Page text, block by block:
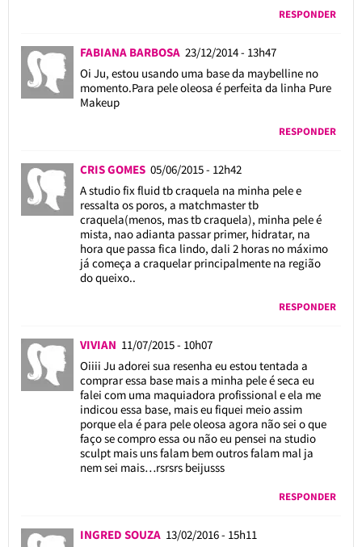
RESPONDER
FABIANA BARBOSA 23/12/2014 - 13h47
Oi Ju, estou usando uma base da maybelline no
momento.Para pele oleosa é perfeita da linha Pure
Makeup
RESPONDER
CRIS GOMES 05/06/2015 - 12h42
A studio fix fluid tb craquela na minha pele e
ressalta os poros, a matchmaster tb
craquela(menos, mas tb craquela), minha pele é
mista, nao adianta passar primer, hidratar, na
hora que passa fica lindo, dali 2 horas no máximo
já começa a craquelar principalmente na região
do queixo..
RESPONDER
VIVIAN 11/07/2015 - 10h07
Oiiii Ju adorei sua resenha eu estou tentada a
comprar essa base mais a minha pele é seca eu
falei com uma maquiadora profissional e ela me
indicou essa base, mais eu fiquei meio assim
porque ela é para pele oleosa agora não sei o que
faço se compro essa ou não eu pensei na studio
sculpt mais uns falam bem outros falam mal ja
nem sei mais…rsrsrs beijusss
RESPONDER
INGRED SOUZA 13/02/2016 - 15h11